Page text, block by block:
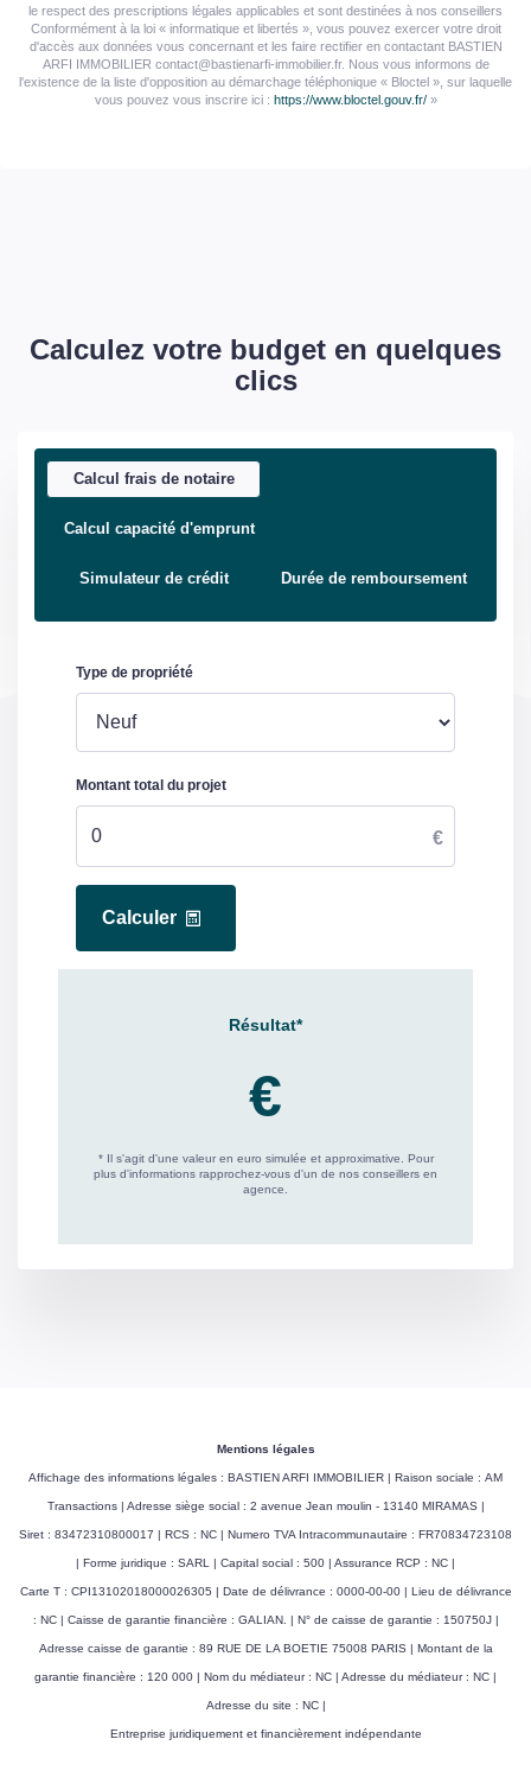
le respect des prescriptions légales applicables et sont destinées à nos conseillers
Conformément à la loi « informatique et libertés », vous pouvez exercer votre droit
d'accès aux données vous concernant et les faire rectifier en contactant BASTIEN
ARFI IMMOBILIER contact@bastienarfi-immobilier.fr. Nous vous informons de
l'existence de la liste d'opposition au démarchage téléphonique « Bloctel », sur laquelle
vous pouvez vous inscrire ici : https://www.bloctel.gouv.fr/»
Calculez votre budget en quelques
clics
Calcul frais de notaire
Calcul capacité d'emprunt
Simulateur de crédit Durée de remboursement
Mentions légales
Affichage des informations légales : BASTIEN ARFI IMMOBILIER | Raison sociale : AM
Transactions | Adresse siège social : 2 avenue Jean moulin - 13140 MIRAMAS |
Siret : 83472310800017 | RCS : NC | Numero TVA Intracommunautaire : FR70834723108
| Forme juridique : SARL | Capital social : 500 | Assurance RCP : NC |
Carte T : CPI13102018000026305 | Date de délivrance : 0000-00-00 | Lieu de délivrance
: NC | Caisse de garantie financière : GALIAN. | N° de caisse de garantie : 150750J |
Adresse caisse de garantie : 89 RUE DE LA BOETIE 75008 PARIS | Montant de la
garantie financière : 120 000 | Nom du médiateur : NC | Adresse du médiateur : NC |
Adresse du site : NC |
Entreprise juridiquement et financièrement indépendante